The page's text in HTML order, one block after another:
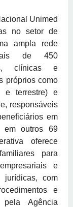
Unimed
no setor de
ampla rede
de 450
clínicas e
próprios como
e terrestre) e
responsáveis
em
em outros 69
oferece
para
e
jurídicas, com
e
Agência